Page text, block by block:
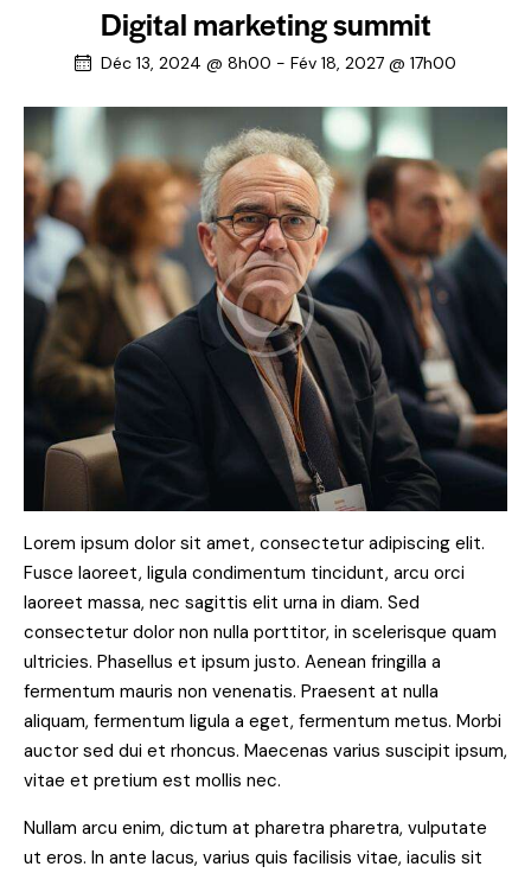
Digital marketing summit
Déc 13, 2024 @ 8h00 - Fév 18, 2027 @ 17h00
Lorem ipsum dolor sit amet, consectetur adipiscing elit.
Fusce laoreet, ligula condimentum tincidunt, arcu orci
laoreet massa, nec sagittis elit urna in diam. Sed
consectetur dolor non nulla porttitor, in scelerisque quam
ultricies. Phasellus et ipsum justo. Aenean fringilla a
fermentum mauris non venenatis. Praesent at nulla
aliquam, fermentum ligula a eget, fermentum metus. Morbi
auctor sed dui et rhoncus. Maecenas varius suscipit ipsum,
vitae et pretium est mollis nec.
Nullam arcu enim, dictum at pharetra pharetra, vulputate
ut eros. In ante lacus, varius quis facilisis vitae, iaculis sit